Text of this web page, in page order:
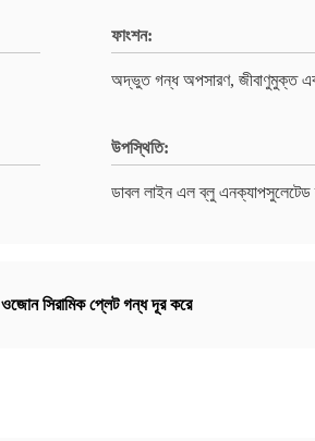
ফাংশন:
অদ্ভুত গন্ধ অপসারণ, জীবাণুমুক্ত
উপস্থিতি:
ডাবল লাইন এল ব্লু এনক্যাপসুলেটেড
ওজোন সিরামিক প্লেট গন্ধ দূর করে